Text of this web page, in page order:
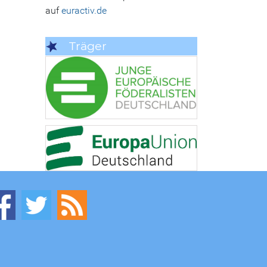
aufeuractiv.de
Träger